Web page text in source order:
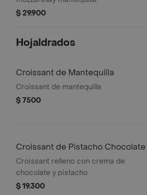
$ 29.900
Hojaldrados
Croissant de Mantequilla
Croissant de mantequilla
$ 7500
Croissant de Pistacho Chocolate
Croissant relleno con crema de
chocolate y pistacho.
$ 19.300